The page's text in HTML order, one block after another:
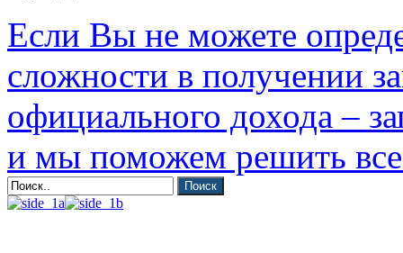
Если Вы не можете
сложности в получении
официального дохода –
и мы поможем решить
Поиск